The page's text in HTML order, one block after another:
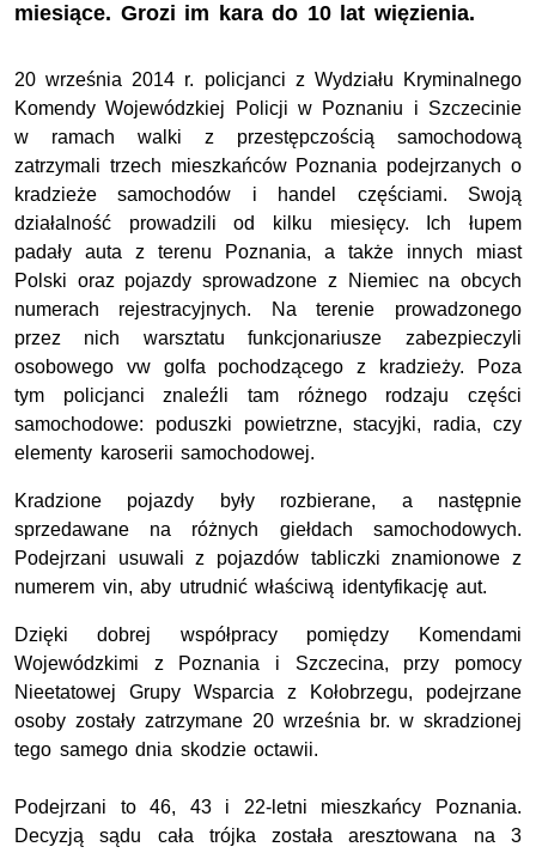
miesiące. Grozi im kara do 10 lat więzienia.
20 września 2014 r. policjanci z Wydziału Kryminalnego
Komendy Wojewódzkiej Policji w Poznaniu i Szczecinie
w ramach walki z przestępczością samochodową
zatrzymali trzech mieszkańców Poznania podejrzanych o
kradzieże samochodów i handel częściami. Swoją
działalność prowadzili od kilku miesięcy. Ich łupem
padały auta z terenu Poznania, a także innych miast
Polski oraz pojazdy sprowadzone z Niemiec na obcych
numerach rejestracyjnych. Na terenie prowadzonego
przez nich warsztatu funkcjonariusze zabezpieczyli
osobowego vw golfa pochodzącego z kradzieży. Poza
tym policjanci znaleźli tam różnego rodzaju części
samochodowe: poduszki powietrzne, stacyjki, radia, czy
elementy karoserii samochodowej.
Kradzione pojazdy były rozbierane, a następnie
sprzedawane na różnych giełdach samochodowych.
Podejrzani usuwali z pojazdów tabliczki znamionowe z
numerem vin, aby utrudnić właściwą identyfikację aut.
Dzięki dobrej współpracy pomiędzy Komendami
Wojewódzkimi z Poznania i Szczecina, przy pomocy
Nieetatowej Grupy Wsparcia z Kołobrzegu, podejrzane
osoby zostały zatrzymane 20 września br. w skradzionej
tego samego dnia skodzie octawii.
Podejrzani to 46, 43 i 22-letni mieszkańcy Poznania.
Decyzją sądu cała trójka została aresztowana na 3